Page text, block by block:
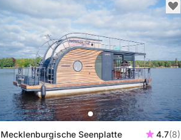
Mecklenburgische Seenplatte 4.7(8)